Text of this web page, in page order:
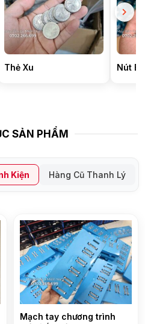
Thẻ Xu Nút
SẢN PHẨM
Kiện Hàng Cũ Thanh Lý
Mạch tay chương trình